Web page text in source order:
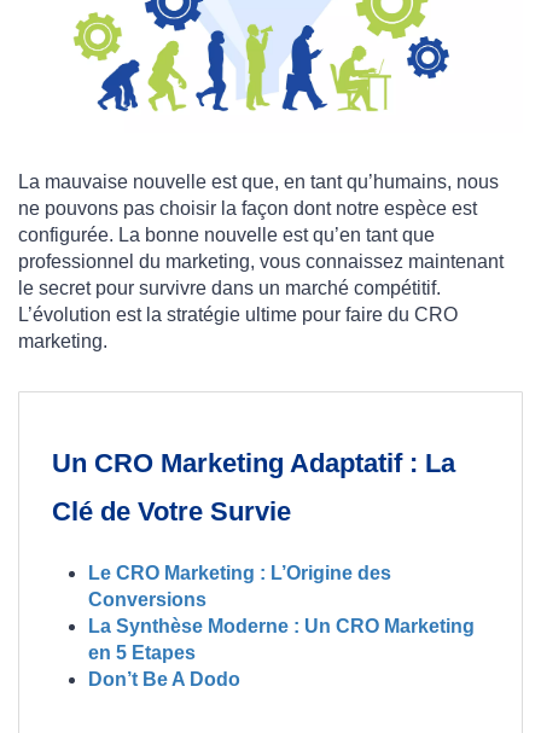
La mauvaise nouvelle est que, en tant qu’humains, nous
ne pouvons pas choisir la façon dont notre espèce est
configurée. La bonne nouvelle est qu’en tant que
professionnel du marketing, vous connaissez maintenant
le secret pour survivre dans un marché compétitif.
L’évolution est la stratégie ultime pour faire du CRO
marketing.
Un CRO Marketing Adaptatif : La
Clé de Votre Survie
Le CRO Marketing : L’Origine des
Conversions
La Synthèse Moderne : Un CRO Marketing
en 5 Etapes
Don’t Be A Dodo